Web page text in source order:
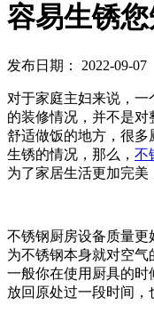
容易生锈您
发布日期： 2022-09-07
对于家庭主妇来说，
的装修情况，并不是
舒适做饭的地方，很
生锈的情况，那么， 不
为了家居生活更加完美
不锈钢厨房设备质量更
为不锈钢本身就对空
一般你在使用厨具的时
放回原处过一段时间，